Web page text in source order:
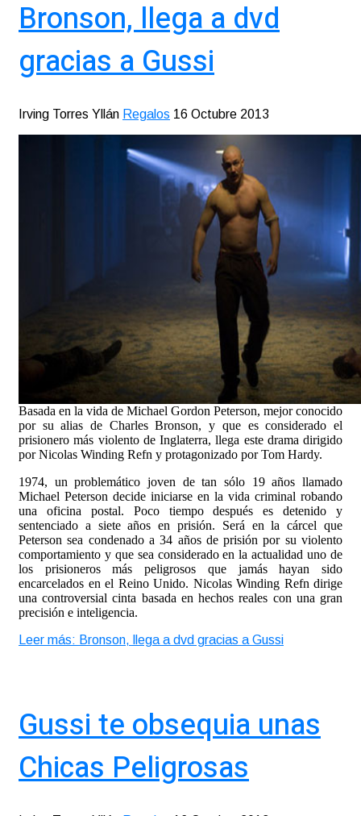
Bronson, llega a dvd
gracias a Gussi
Irving Torres Yllán Regalos 16 Octubre 2013
Basada en la vida de Michael Gordon Peterson, mejor conocido
por su alias de Charles Bronson, y que es considerado el
prisionero más violento de Inglaterra, llega este drama dirigido
por Nicolas Winding Refn y protagonizado por Tom Hardy.
1974, un problemático joven de tan sólo 19 años llamado
Michael Peterson decide iniciarse en la vida criminal robando
una oficina postal. Poco tiempo después es detenido y
sentenciado a siete años en prisión. Será en la cárcel que
Peterson sea condenado a 34 años de prisión por su violento
comportamiento y que sea considerado en la actualidad uno de
los prisioneros más peligrosos que jamás hayan sido
encarcelados en el Reino Unido. Nicolas Winding Refn dirige
una controversial cinta basada en hechos reales con una gran
precisión e inteligencia.
Leer más: Bronson, llega a dvd gracias a Gussi
Gussi te obsequia unas
Chicas Peligrosas